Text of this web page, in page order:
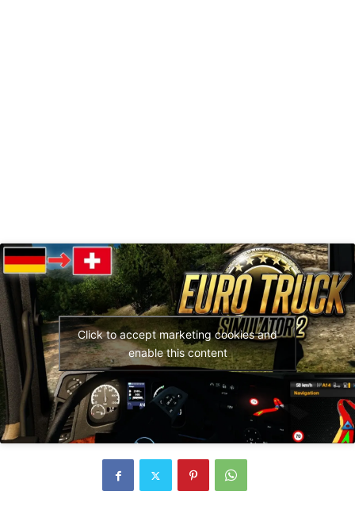
Click to accept marketing cookies and
enable this content